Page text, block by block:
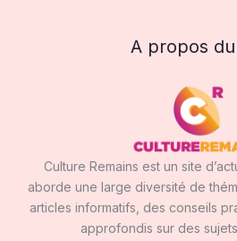
A propos
Culture Remains est un site
aborde une large diversité de
articles informatifs, des conseils
approfondis sur des